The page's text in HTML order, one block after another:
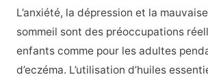
L’anxiété, la dépression et la
sommeil sont des préoccupations
enfants comme pour les adultes
d’eczéma. L’utilisation d’huiles